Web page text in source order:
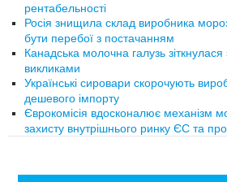
рентабельності
Росія знищила склад виробника
бути перебої з постачанням
Канадська молочна галузь
викликами
Українські сировари скорочують
дешевого імпорту
Єврокомісія вдосконалює механізм
захисту внутрішнього ринку ЄС та